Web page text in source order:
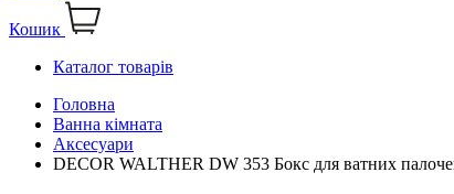
Кошик
Каталог товарів
Головна
Ванна кімната
Аксесуари
DECOR WALTHER DW 353 Бокс для ватних